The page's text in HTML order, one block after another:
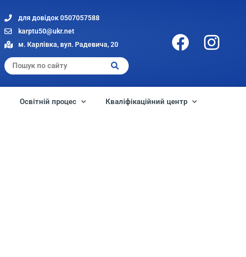
для довідок 0507057588
karptu50@ukr.net
м. Карлівка, вул. Радевича, 20
Освітній процес Кваліфікаційний центр